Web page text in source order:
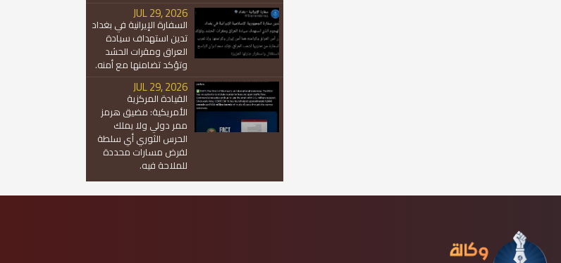
JUL 29, 2026
السفارة الإيرانية في بغداد
تدين استهداف سيادة
العراق ومقرات الحشد
وتؤكد تضامنها مع أمنه.
JUL 29, 2026
القيادة المركزية
الأمريكية: مضيق هرمز
ممر دولي ولا يملك
الحرس الثوري أي سلطة
لفرض مسارات محددة
للملاحة فيه.